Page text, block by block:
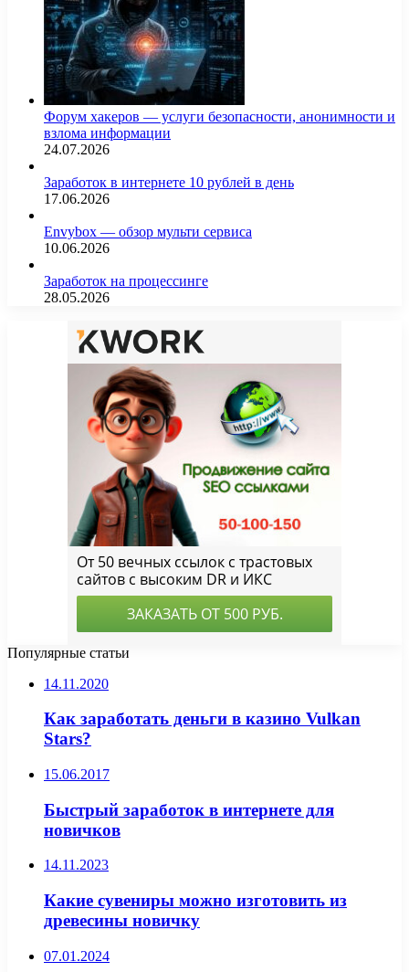
Форум хакеров — услуги безопасности, анонимности и
взлома информации
24.07.2026
Заработок в интернете 10 рублей в день
17.06.2026
Envybox — обзор мульти сервиса
10.06.2026
Заработок на процессинге
28.05.2026
Популярные статьи
14.11.2020
Как заработать деньги в казино Vulkan
Stars?
15.06.2017
Быстрый заработок в интернете для
новичков
14.11.2023
Какие сувениры можно изготовить из
древесины новичку
07.01.2024